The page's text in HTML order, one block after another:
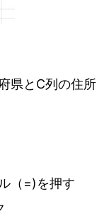
県とC列の住所
（=)を押す